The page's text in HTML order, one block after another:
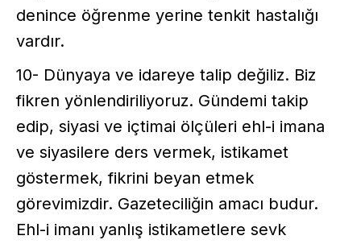
denince öğrenme yerine tenkit hastalığı
vardır.
10- Dünyaya ve idareye talip değiliz. Biz
fikren yönlendiriliyoruz. Gündemi takip
edip, siyasi ve içtimai ölçüleri ehl-i imana
ve siyasilere ders vermek, istikamet
göstermek, fikrini beyan etmek
görevimizdir. Gazeteciliğin amacı budur.
Ehl-i imanı yanlış istikametlere sevk